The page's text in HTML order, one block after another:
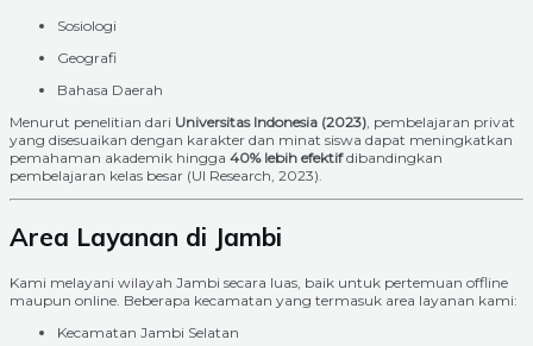
Sosiologi
Geografi
Bahasa Daerah
Menurut penelitian dari Universitas Indonesia (2023) , pembelajaran privat
yang disesuaikan dengan karakter dan minat siswa dapat meningkatkan
pemahaman akademik hingga 40% lebih efektifdibandingkan
pembelajaran kelas besar (UI Research, 2023).
Area Layanan di Jambi
Kami melayani wilayah Jambi secara luas, baik untuk pertemuan offline
maupun online. Beberapa kecamatan yang termasuk area layanan kami:
Kecamatan Jambi Selatan